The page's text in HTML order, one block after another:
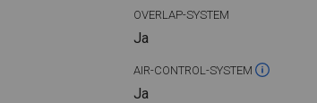
OVERLAP-SYSTEM
Ja
AIR-CONTROL-SYSTEM
Ja